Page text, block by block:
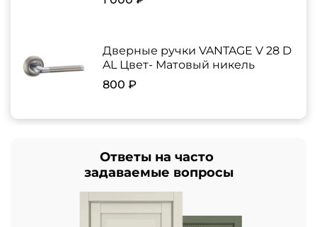
Дверные ручки VANTAGE V 28 D
AL Цвет- Матовый никель
800 ₽
Ответы на часто
задаваемые вопросы